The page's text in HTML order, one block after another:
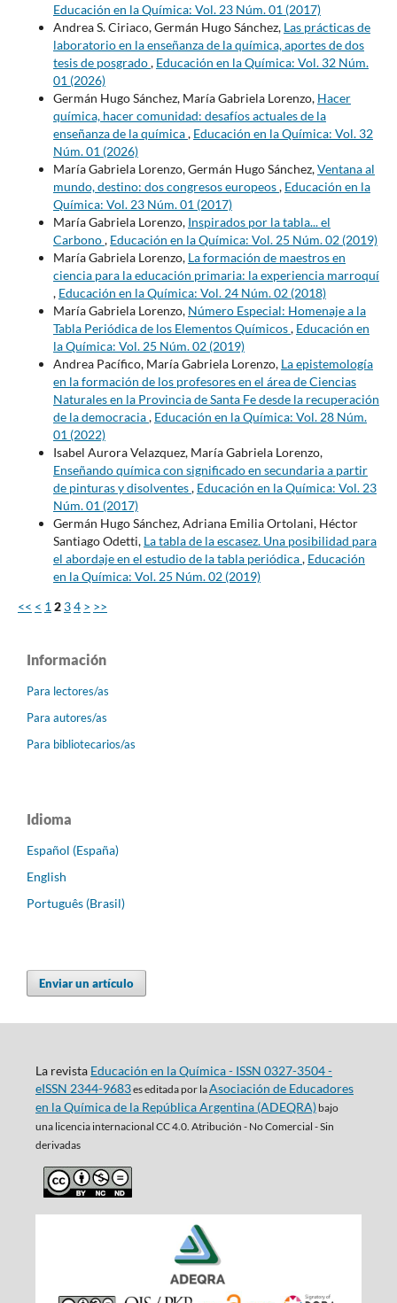
Educación en la Química: Vol. 23 Núm. 01 (2017)
Andrea S. Ciriaco, Germán Hugo Sánchez, Las prácticas de
laboratorio en la enseñanza de la química, aportes de dos
tesis de posgrado, Educación en la Química: Vol. 32 Núm.
01 (2026)
Germán Hugo Sánchez, María Gabriela Lorenzo, Hacer
química, hacer comunidad: desafíos actuales de la
enseñanza de la química, Educación en la Química: Vol. 32
Núm. 01 (2026)
María Gabriela Lorenzo, Germán Hugo Sánchez,Ventana al
mundo, destino: dos congresos europeos, Educación en la
Química: Vol. 23 Núm. 01 (2017)
María Gabriela Lorenzo, Inspirados por la tabla... el
Carbono, Educación en la Química: Vol. 25 Núm. 02 (2019)
María Gabriela Lorenzo, La formación de maestros en
ciencia para la educación primaria: la experiencia marroquí
, Educación en la Química: Vol. 24 Núm. 02 (2018)
María Gabriela Lorenzo, Número Especial: Homenaje a la
Tabla Periódica de los Elementos Químicos, Educación en
la Química: Vol. 25 Núm. 02 (2019)
Andrea Pacífico, María Gabriela Lorenzo, La epistemología
en la formación de los profesores en el área de Ciencias
Naturales en la Provincia de Santa Fe desde la recuperación
de la democracia, Educación en la Química: Vol. 28 Núm.
01 (2022)
Isabel Aurora Velazquez, María Gabriela Lorenzo,
Enseñando química con significado en secundaria a partir
de pinturas y disolventes, Educación en la Química: Vol. 23
Núm. 01 (2017)
Germán Hugo Sánchez, Adriana Emilia Ortolani, Héctor
Santiago Odetti, La tabla de la escasez. Una posibilidad para
el abordaje en el estudio de la tabla periódica, Educación
en la Química: Vol. 25 Núm. 02 (2019)
<< < 1 2 34 > >>
Información
Para lectores/as
Para autores/as
Para bibliotecarios/as
Idioma
Español (España)
English
Português (Brasil)
Enviar un artículo
La revista Educación en la Química - ISSN 0327-3504 -
eISSN 2344-9683es editada por laAsociación de Educadores
en la Química de la República Argentina (ADEQRA)bajo
una licencia internacional CC 4.0. Atribución - No Comercial - Sin
derivadas